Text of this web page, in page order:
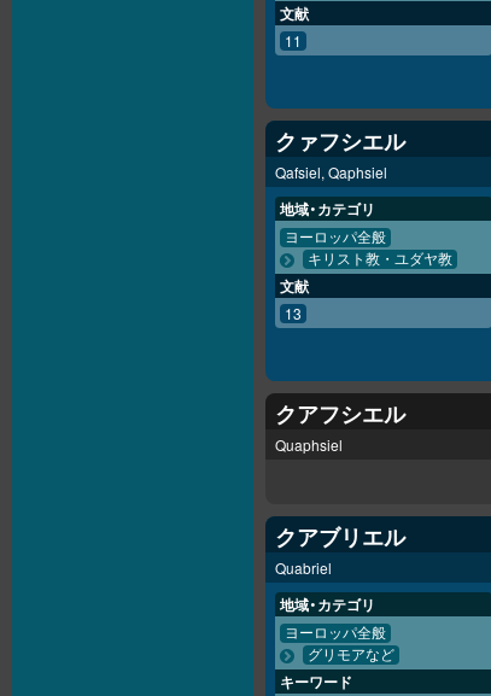
文献
11
クァフシエル
Qafsiel, Qaphsiel
地域・カテゴリ
ヨーロッパ全般
キリスト教・ユダヤ教
文献
13
クアフシエル
Quaphsiel
クアブリエル
Quabriel
地域・カテゴリ
ヨーロッパ全般
グリモアなど
キーワード